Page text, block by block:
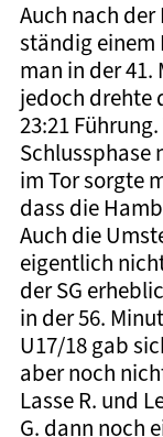
Auch nach der
ständig einem
man in der 41.
jedoch drehte
23:21
Schlussphase
im Tor sorgte
dass die
Auch die
eigentlich
der SG
in der 56.
U17/18 gab
aber noch
Lasse R. und
G. dann noch